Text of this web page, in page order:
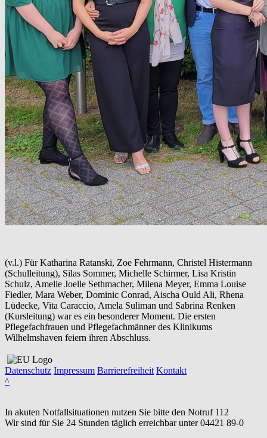
(v.l.) Für Katharina Ratanski, Zoe Fehrmann, Christel Histermann
(Schulleitung), Silas Sommer, Michelle Schirmer, Lisa Kristin
Schulz, Amelie Joelle Sethmacher, Milena Meyer, Emma Louise
Fiedler, Mara Weber, Dominic Conrad, Aischa Ould Ali, Rhena
Lüdecke, Vita Caraccio, Amela Suliman und Sabrina Renken
(Kursleitung) war es ein besonderer Moment. Die ersten
Pflegefachfrauen und Pflegefachmänner des Klinikums
Wilhelmshaven feiern ihren Abschluss.
Datenschutz Impressum Barrierefreiheit Kontakt
^
In akuten Notfallsituationen nutzen Sie bitte den Notruf 112
Wir sind für Sie 24 Stunden täglich erreichbar unter04421 89-0